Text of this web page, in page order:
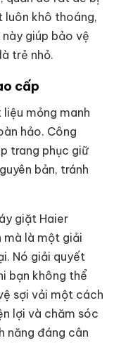
luôn khô thoáng,
giúp bảo vệ
trẻ nhỏ.
cấp
mỏng manh
hảo. Công
trang phục giữ
bản, tránh
giặt Haier
mà là một giải
Nó giải quyết
bạn không thể
sợi vải một cách
lợi và chăm sóc
năng đáng cân